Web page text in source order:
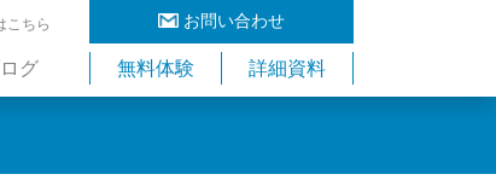
お問い合わせ
こちら
グ 無料体験 詳細資料